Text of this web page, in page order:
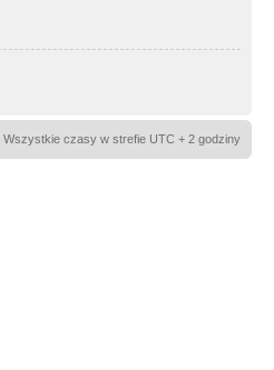
Wszystkie czasy w strefie UTC + 2 godziny